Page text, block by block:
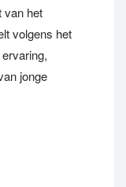
van het
volgens het
jonge